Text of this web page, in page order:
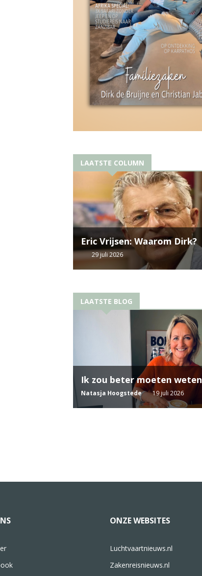
LAATSTE COLUMN
Eric Vrijsen: Waarom Dirk?
29 juli 2026
LAATSTE BLOG
Ik zou beter moeten weten
Natasja Hoogstede 19 juli 2026
ONZE WEBSITES
Luchtvaartnieuws.nl
Zakenreisnieuws.nl